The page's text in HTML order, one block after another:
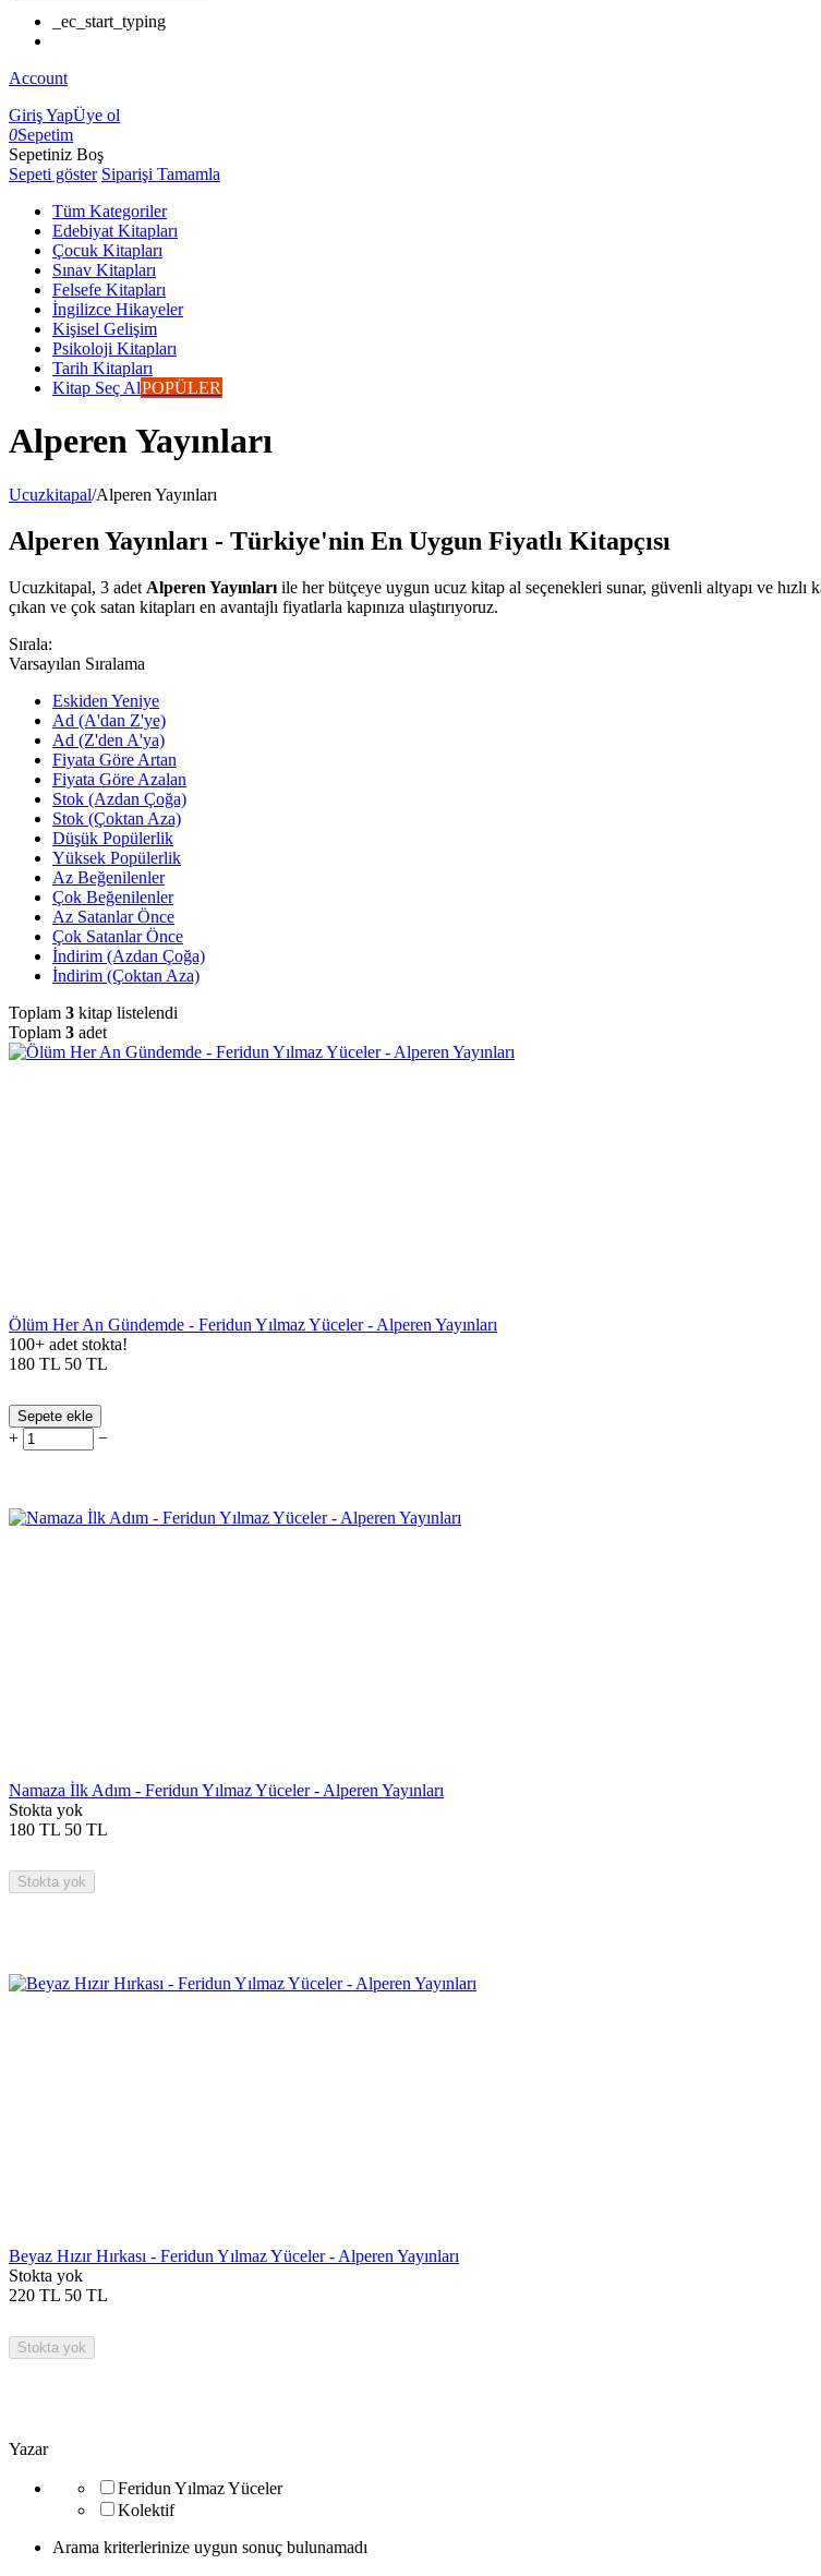
_ec_start_typing
Account
Giriş YapÜye ol
0Sepetim
Sepetiniz Boş
Sepeti göster Siparişi Tamamla
Tüm Kategoriler
Edebiyat Kitapları
Çocuk Kitapları
Sınav Kitapları
Felsefe Kitapları
İngilizce Hikayeler
Kişisel Gelişim
Psikoloji Kitapları
Tarih Kitapları
Kitap Seç AlPOPÜLER
Alperen Yayınları
Ucuzkitapal/Alperen Yayınları
Alperen Yayınları - Türkiye'nin En Uygun Fiyatlı Kitapçısı
Ucuzkitapal, 3 adet Alperen Yayınları ile her bütçeye uygun ucuz kitap al seçenekleri sunar, güvenli altyapı ve hızlı
çıkan ve çok satan kitapları en avantajlı fiyatlarla kapınıza ulaştırıyoruz.
Sırala:
Varsayılan Sıralama
Eskiden Yeniye
Ad (A'dan Z'ye)
Ad (Z'den A'ya)
Fiyata Göre Artan
Fiyata Göre Azalan
Stok (Azdan Çoğa)
Stok (Çoktan Aza)
Düşük Popülerlik
Yüksek Popülerlik
Az Beğenilenler
Çok Beğenilenler
Az Satanlar Önce
Çok Satanlar Önce
İndirim (Azdan Çoğa)
İndirim (Çoktan Aza)
Toplam 3 kitap listelendi
Toplam 3 adet
Ölüm Her An Gündemde - Feridun Yılmaz Yüceler - Alperen Yayınları
100+ adet stokta!
180 TL 50 TL
Sepete ekle
+ −
Namaza İlk Adım - Feridun Yılmaz Yüceler - Alperen Yayınları
Stokta yok
180 TL 50 TL
Stokta yok
Beyaz Hızır Hırkası - Feridun Yılmaz Yüceler - Alperen Yayınları
Stokta yok
220 TL 50 TL
Stokta yok
Yazar
Feridun Yılmaz Yüceler
Kolektif
Arama kriterlerinize uygun sonuç bulunamadı